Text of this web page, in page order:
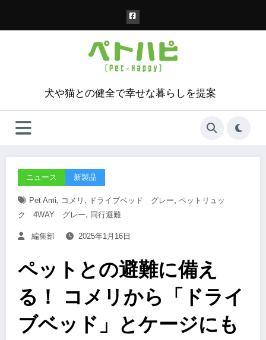
犬や猫との健全で幸せな暮らしを提案
ニュース 新製品
Pet Ami, コメリ , ドライブベッド グレー, ペットリュッ
ク 4WAY グレー, 同行避難
編集部 2025年1月16日
ペットとの避難に備え
る！ コメリから「ドライ
ブベッド」とケージにも